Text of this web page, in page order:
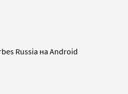
Russia на Android